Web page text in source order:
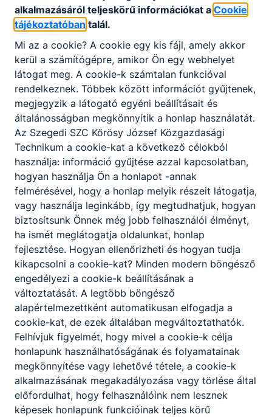
rendelkező nem állami szakképző intézmény
annak, aki a szakképzésben ingyenes
részvételre jogosult. Ingyenes képzéseinken
az első képesítő vizsga letételéig
térítésmentesen tanulhatnak azok, akik még
nem rendelkeznek az új szakképzési
rendszerben szerzett szakképesítéssel
Munka mellett is tudok szakmát vagy
államilag elismert szakképesítést szerezni?
Az iskolák a felnőttek számára mind a
szakmai oktatást, mind a szakmai képzést
rugalmasan, akár munka mellett, rövid idő
alatt szervezik meg, gyakran az esti órákban,
akár hétvégén is. Az egyes intézmények
képzési programja sokszor ezért is tér el
egymástól, igazodva a Képzési és Kimeneteli
Követelményekben, szakképesítés esetén a
Programkövetelményekben meghatározott
tartalmakhoz és a helyi igényekhez.
Szakmák
alkalmazásáról teljeskörű információkat a Cookie
tájékoztatóban talál.
Mi az a cookie? A cookie egy kis fájl, amely akkor
kerül a számítógépre, amikor Ön egy webhelyet
látogat meg. A cookie-k számtalan funkcióval
rendelkeznek. Többek között információt gyűjtenek,
megjegyzik a látogató egyéni beállításait és
általánosságban megkönnyítik a honlap használatát.
Az Szegedi SZC Kőrösy József Közgazdasági
Technikum a cookie-kat a következő célokból
használja: információ gyűjtése azzal kapcsolatban,
hogyan használja Ön a honlapot -annak
felmérésével, hogy a honlap melyik részeit látogatja,
vagy használja leginkább, így megtudhatjuk, hogyan
biztosítsunk Önnek még jobb felhasználói élményt,
ha ismét meglátogatja oldalunkat, honlap
fejlesztése. Hogyan ellenőrizheti és hogyan tudja
kikapcsolni a cookie-kat? Minden modern böngésző
engedélyezi a cookie-k beállításának a
változtatását. A legtöbb böngésző
alapértelmezettként automatikusan elfogadja a
cookie-kat, de ezek általában megváltoztathatók.
Felhívjuk figyelmét, hogy mivel a cookie-k célja
honlapunk használhatóságának és folyamatainak
megkönnyítése vagy lehetővé tétele, a cookie-k
alkalmazásának megakadályozása vagy törlése által
előfordulhat, hogy felhasználóink nem lesznek
képesek honlapunk funkcióinak teljes körű